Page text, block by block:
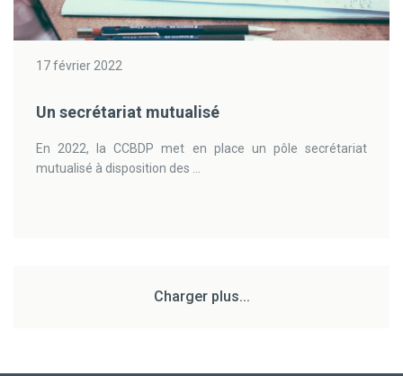
17 février 2022
Un secrétariat mutualisé
En 2022, la CCBDP met en place un pôle secrétariat
mutualisé à disposition des ...
Charger plus...